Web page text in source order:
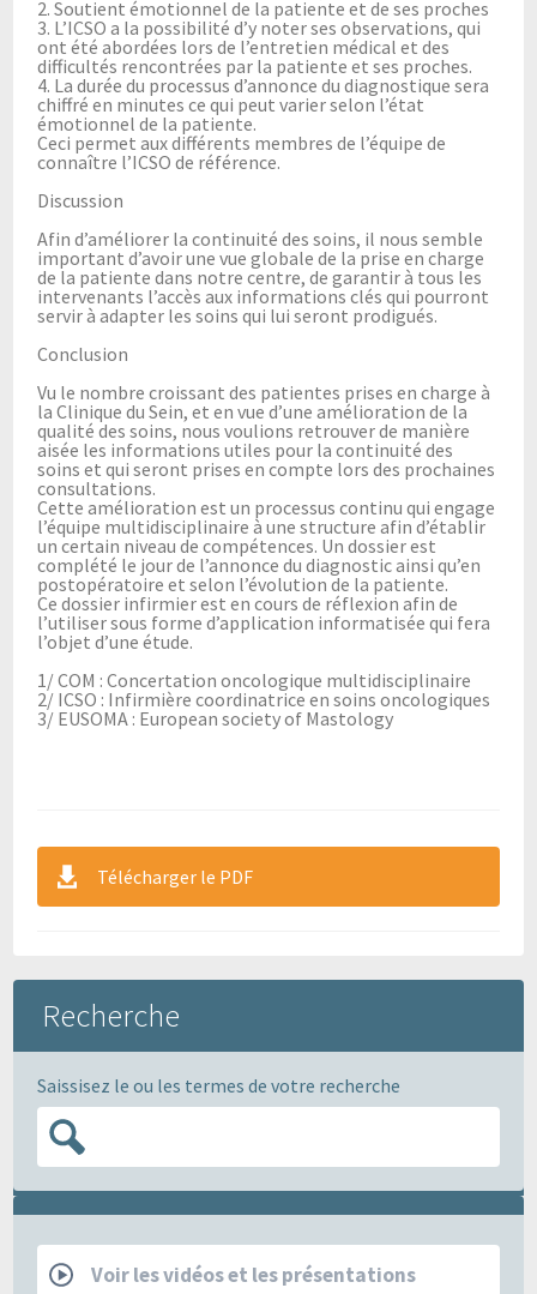
2. Soutient émotionnel de la patiente et de ses proches
3. L’ICSO a la possibilité d’y noter ses observations, qui
ont été abordées lors de l’entretien médical et des
difficultés rencontrées par la patiente et ses proches.
4. La durée du processus d’annonce du diagnostique sera
chiffré en minutes ce qui peut varier selon l’état
émotionnel de la patiente.
Ceci permet aux différents membres de l’équipe de
connaître l’ICSO de référence.
Discussion
Afin d’améliorer la continuité des soins, il nous semble
important d’avoir une vue globale de la prise en charge
de la patiente dans notre centre, de garantir à tous les
intervenants l’accès aux informations clés qui pourront
servir à adapter les soins qui lui seront prodigués.
Conclusion
Vu le nombre croissant des patientes prises en charge à
la Clinique du Sein, et en vue d’une amélioration de la
qualité des soins, nous voulions retrouver de manière
aisée les informations utiles pour la continuité des
soins et qui seront prises en compte lors des prochaines
consultations.
Cette amélioration est un processus continu qui engage
l’équipe multidisciplinaire à une structure afin d’établir
un certain niveau de compétences. Un dossier est
complété le jour de l’annonce du diagnostic ainsi qu’en
postopératoire et selon l’évolution de la patiente.
Ce dossier infirmier est en cours de réflexion afin de
l’utiliser sous forme d’application informatisée qui fera
l’objet d’une étude.
1/ COM : Concertation oncologique multidisciplinaire
2/ ICSO : Infirmière coordinatrice en soins oncologiques
3/ EUSOMA : European society of Mastology
Télécharger le PDF
Recherche
Saissisez le ou les termes de votre recherche
RCP
Voir les vidéos et les présentations